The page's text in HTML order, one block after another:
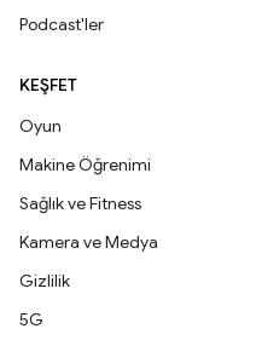
Podcast'ler
KEŞFET
Oyun
Makine Öğrenimi
Sağlık ve Fitness
Kamera ve Medya
Gizlilik
5G